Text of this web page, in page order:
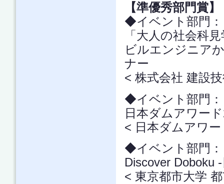
【準優秀部門賞
◆イベント部門
「大人の社会科
ビルエンジニア
ナー
< 株式会社 建設
◆イベント部門
日本ダムアワー
< 日本ダムアワ
◆イベント部門
Discover Doboku
< 東京都市大学